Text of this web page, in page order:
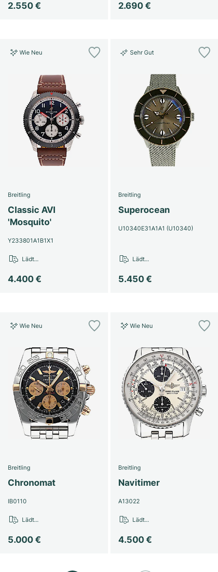
2.550 € 2.690 €
Wie Neu
Breitling
Classic AVI
'Mosquito'
Y233801A1B1X1
4.400 €
Lädt...
Sehr Gut
Breitling
Superocean
U10340E31A1A1 (U10340)
5.450 €
Lädt...
Wie Neu
Breitling
Chronomat
IB0110
5.000 €
Lädt...
Wie Neu
Breitling
Navitimer
A13022
4.500 €
Lädt...